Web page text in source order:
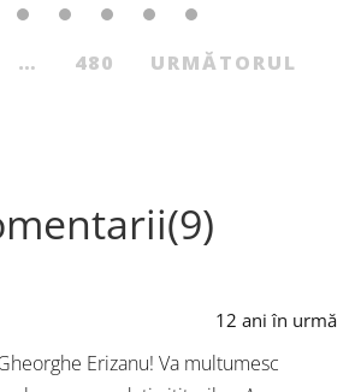
… 480 URMĂTORUL
12 ani în urmă
Erizanu! Va multumesc